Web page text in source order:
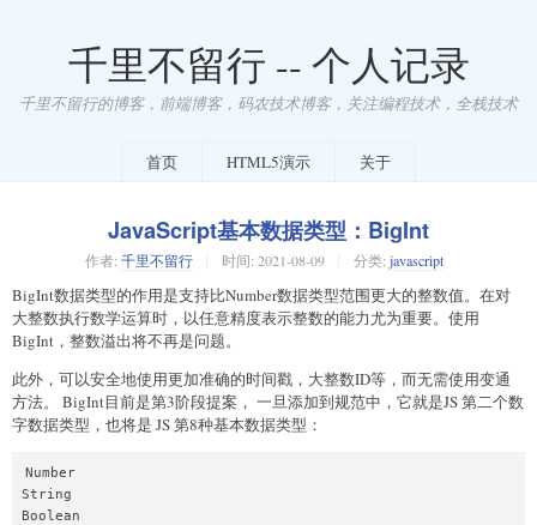
千里不留行 -- 个人记录
千里不留行的博客，前端博客，码农技术博客，关注编程技术，全栈技术
首页 HTML5演示 关于
JavaScript基本数据类型：BigInt
作者: 千里不留行 时间: 2021-08-09 分类: javascript
BigInt数据类型的作用是支持比Number数据类型范围更大的整数值。在对
大整数执行数学运算时，以任意精度表示整数的能力尤为重要。使用
BigInt，整数溢出将不再是问题。
此外，可以安全地使用更加准确的时间戳，大整数ID等，而无需使用变通
方法。 BigInt目前是第3阶段提案， 一旦添加到规范中，它就是JS 第二个数
字数据类型，也将是 JS 第8种基本数据类型：
Number
String
Boolean